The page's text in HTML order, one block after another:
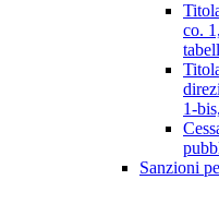
co.
1-
Sanzioni